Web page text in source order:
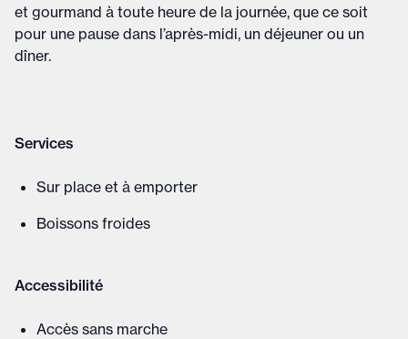
et gourmand à toute heure de la journée, que ce soit
pour une pause dans l’après-midi, un déjeuner ou un
dîner.
Services
Sur place et à emporter
Boissons froides
Accessibilité
Accès sans marche